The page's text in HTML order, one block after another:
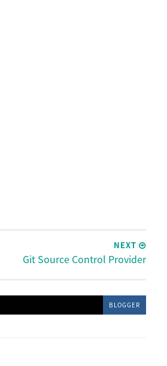
NEXT
Git Source Control Provider
BLOGGER